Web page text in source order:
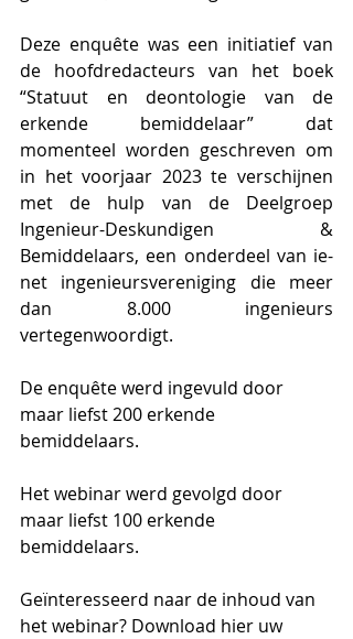
Deze enquête was een initiatief van
de hoofdredacteurs van het boek
“Statuut en deontologie van de
erkende bemiddelaar” dat
momenteel worden geschreven om
in het voorjaar 2023 te verschijnen
met de hulp van de Deelgroep
Ingenieur-Deskundigen &
Bemiddelaars, een onderdeel van ie-
net ingenieursvereniging die meer
dan 8.000 ingenieurs
vertegenwoordigt.
De enquête werd ingevuld door
maar liefst 200 erkende
bemiddelaars.
Het webinar werd gevolgd door
maar liefst 100 erkende
bemiddelaars.
Geïnteresseerd naar de inhoud van
het webinar? Download hier uw